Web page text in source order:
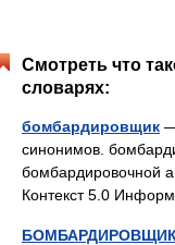
Смотреть что
словарях:
бомбардировщик
синонимов.
бомбардировочной
Контекст 5.0
БОМБАРДИРОВЩИК